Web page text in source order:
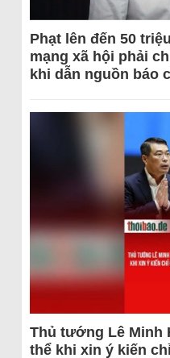
Phạt lên đến 50
mạng xã hội phải
khi dẫn nguồn báo
Thủ tướng Lê Minh
thể khi xin ý kiến